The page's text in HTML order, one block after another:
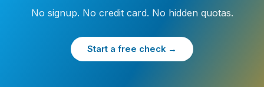
No signup. No credit card. No hidden quotas.
Start a free check →